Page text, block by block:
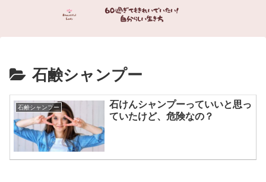
石鹸シャンプー
石鹸シャンプー
石けんシャンプーっていいと思っ
ていたけど、危険なの？